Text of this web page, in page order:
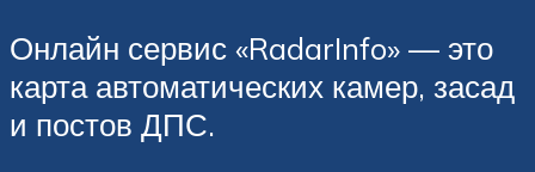
Онлайн сервис «RadarInfo» — это
карта автоматических камер, засад
и постов ДПС.